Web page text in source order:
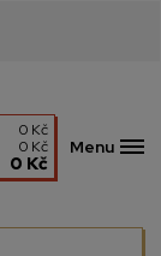
0 Kč
0 Kč
0 Kč
Menu